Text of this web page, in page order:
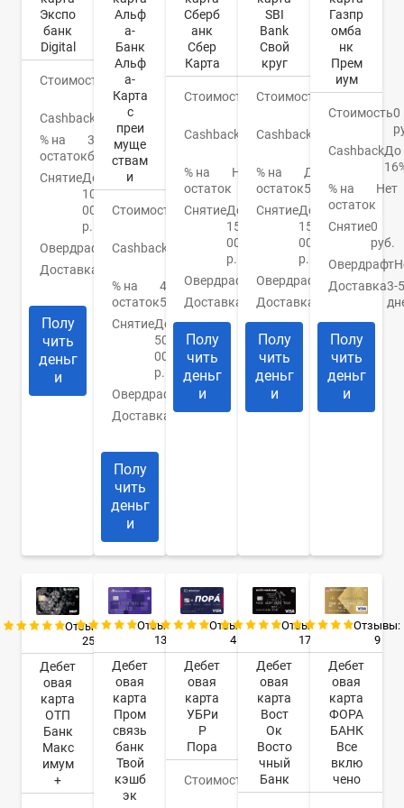
Экспо
банк
Digital
Стоимость
руб.
Cashback
Бонусы
% на
остаток
3%
бонусами
СнятиеДо
100
000
р.
Овердрафт
Нет
Доставка
курьер
Полу
чить
деньг
и
Альф
а-
Банк
Альф
а-
Карта
с
преи
муще
ствам
и
Стоимость
Cashback
% на
остаток
4-
5%
СнятиеДо
50
000
р.
Овердрафт
Доставка Банк/
Полу
чить
деньг
и
Сберб
анк
Сбер
Карта
Стоимость
Cashback
До
% на
остаток
Нет
СнятиеДо
150
000
р.
Овердрафт
Нет
Доставка
Банк
Полу
чить
деньг
и
SBI
Bank
Свой
круг
Стоимость0
руб.
Cashback
10%
% на
остаток
До
5,5%
СнятиеДо
150
000
р.
Овердрафт
Нет
Доставка
Полу
чить
деньг
и
Газпр
омба
нк
Прем
иум
Стоимость0
CashbackДо
% на
остаток
Нет
Снятие0
руб.
Овердрафт
Доставка3-5
Полу
чить
деньг
и
Отзывы:
25
Дебет
овая
карта
ОТП
Банк
Макс
имум
+
Отзывы:
13
Дебет
овая
карта
Пром
связь
банк
Твой
кэшб
эк
Отзывы:
4
Дебет
овая
карта
УБРи
Р
Пора
Стоимость
руб.
Отзывы:
17
Дебет
овая
карта
Вост
Ок
Восто
чный
Банк
Отзывы:
9
Дебет
овая
карта
ФОРА
БАНК
Все
вклю
чено